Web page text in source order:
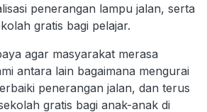
penerangan lampu jalan, serta
gratis bagi pelajar.
agar masyarakat merasa
antara lain bagaimana mengurai
penerangan jalan, dan terus
gratis bagi anak-anak di